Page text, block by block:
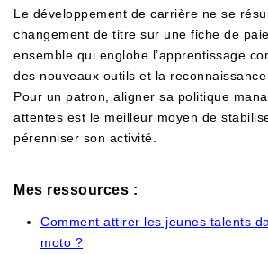
Le développement de carrière ne se
changement de titre sur une fiche de
ensemble qui englobe l’apprentissage
des nouveaux outils et la
Pour un patron, aligner sa politique
attentes est le meilleur moyen de
pérenniser son activité.
Mes ressources :
Comment attirer les jeunes talents
moto ?